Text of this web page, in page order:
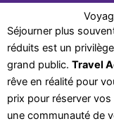
Séjourner plus
réduits est un
grand public. Travel
rêve en réalité pour
prix pour réserver
une communauté de